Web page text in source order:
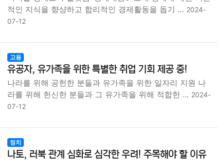
적인 지식을 향샹하고 합리적인 경제활동을 돕기 … 2024-
07-12
고용
유공자, 유가족을 위한 특별한 취업 기회 제공 중!
나라를 위해 공헌한 분들과 유가족을 위한 일자리 지원 나
라를 위해 헌신한 분들과 그 유가족을 위해 적합한 … 2024-
07-12
정치
나토, 러북 관계 심화로 심각한 우려! 주목해야 할 이유